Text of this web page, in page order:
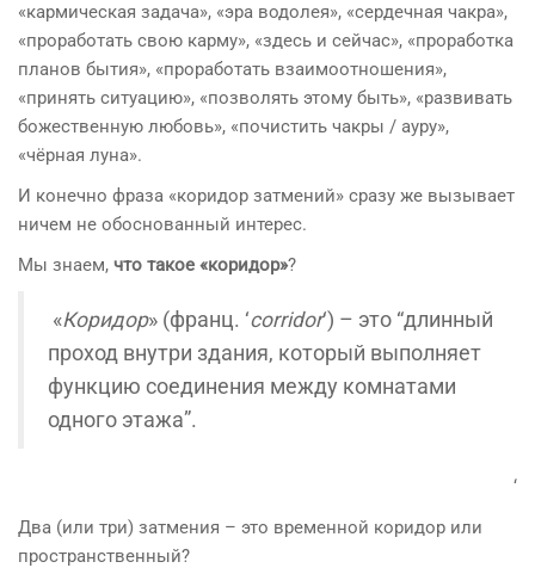
«кармическая задача», «эра водолея», «сердечная чакра»,
«проработать свою карму», «здесь и сейчас», «проработка
планов бытия», «проработать взаимоотношения»,
«принять ситуацию», «позволять этому быть», «развивать
божественную любовь», «почистить чакры / ауру»,
«чёрная луна».
И конечно фраза «коридор затмений» сразу же вызывает
ничем не обоснованный интерес.
Мы знаем, что такое «коридор»?
«Коридор» (франц. ‘corridor‘) – это “длинный
проход внутри здания, который выполняет
функцию соединения между комнатами
одного этажа”.
‘
Два (или три) затмения – это временной коридор или
пространственный?